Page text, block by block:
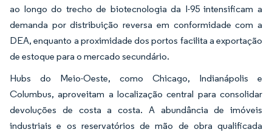
ao longo do trecho de biotecnologia da I-95 intensificam a
demanda por distribuição reversa em conformidade com a
DEA, enquanto a proximidade dos portos facilita a exportação
de estoque para o mercado secundário.
Hubs do Meio-Oeste, como Chicago, Indianápolis e
Columbus, aproveitam a localização central para consolidar
devoluções de costa a costa. A abundância de imóveis
industriais e os reservatórios de mão de obra qualificada